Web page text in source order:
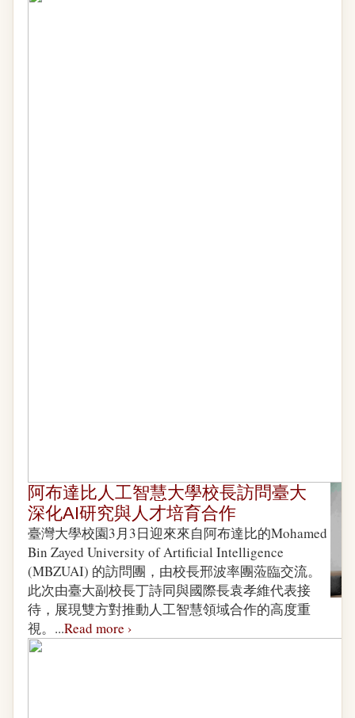
阿布達比人工智慧大學校長訪問臺大
深化AI研究與人才培育合作
臺灣大學校園3月3日迎來來自阿布達比的Mohamed
Bin Zayed University of Artificial Intelligence
(MBZUAI) 的訪問團，由校長邢波率團蒞臨交流。
此次由臺大副校長丁詩同與國際長袁孝維代表接
待，展現雙方對推動人工智慧領域合作的高度重
視。...Read more ›